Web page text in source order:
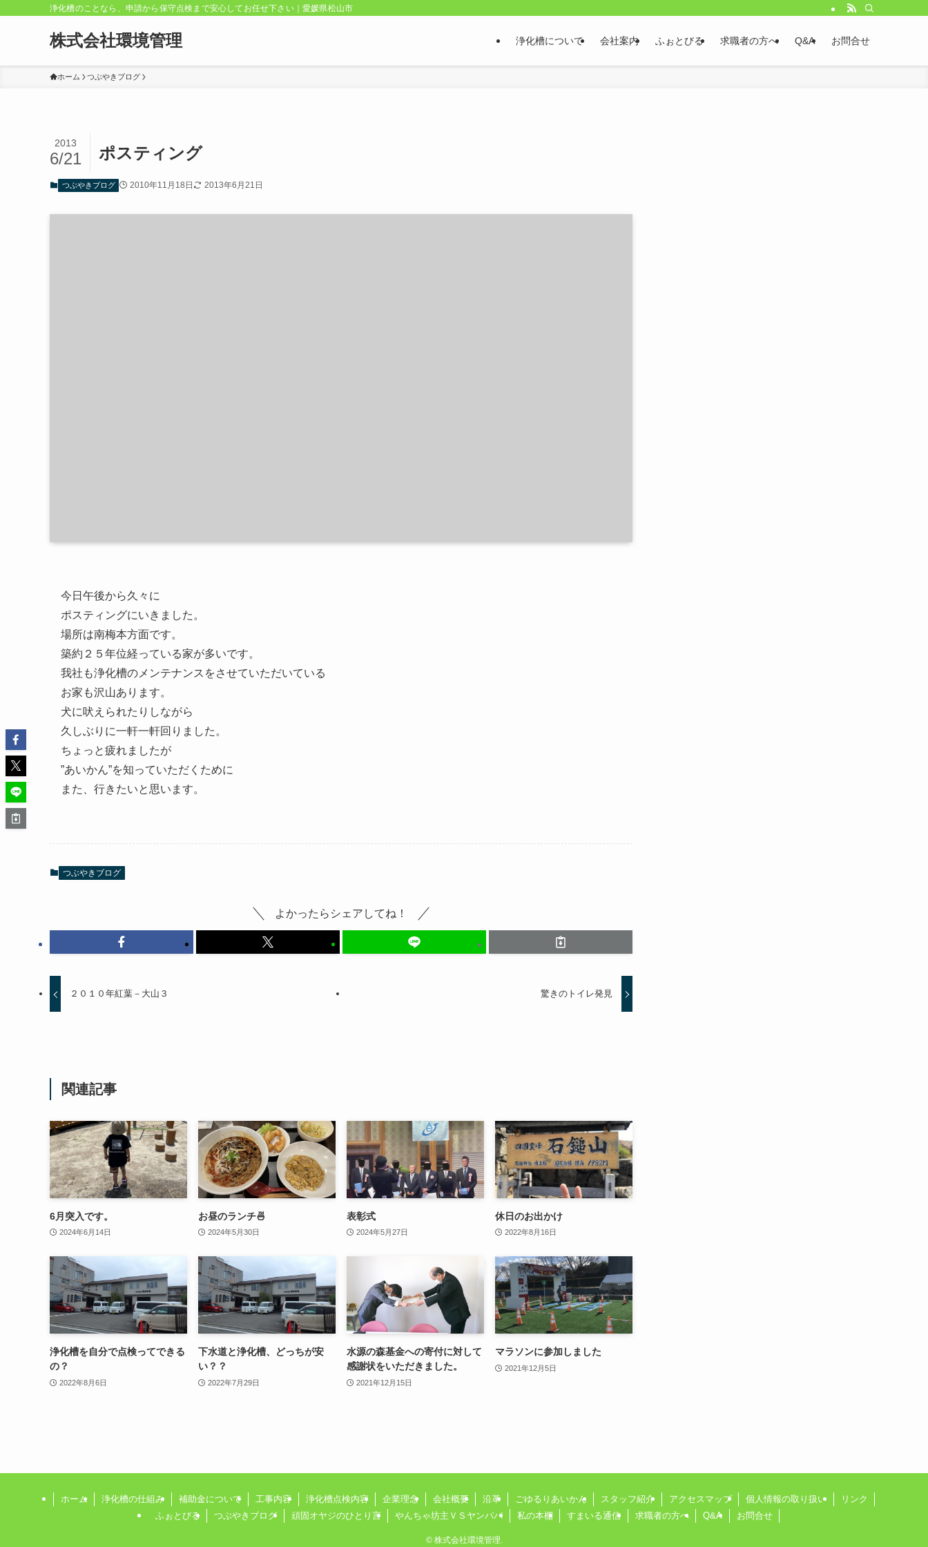
浄化槽のことなら、申請から保守点検まで安心してお任せ下さい｜愛媛県松山市
株式会社環境管理 浄化槽について 会社案内 ふぉとびる 求職者の方へ Q&A お問合せ
ホーム つぶやきブログ
ポスティング
2013
6/21
つぶやきブログ 2010年11月18日 2013年6月21日
今日午後から久々に
ポスティングにいきました。
場所は南梅本方面です。
築約２５年位経っている家が多いです。
我社も浄化槽のメンテナンスをさせていただいている
お家も沢山あります。
犬に吠えられたりしながら
久しぶりに一軒一軒回りました。
ちょっと疲れましたが
”あいかん”を知っていただくために
また、行きたいと思います。
つぶやきブログ
よかったらシェアしてね！
２０１０年紅葉－大山３ 驚きのトイレ発見
関連記事
6月突入です。
2024年6月14日
お昼のランチ🍜
2024年5月30日
表彰式
2024年5月27日
休日のお出かけ
2022年8月16日
浄化槽を自分で点検ってできる
の？
2022年8月6日
下水道と浄化槽、どっちが安
い？？
2022年7月29日
水源の森基金への寄付に対して
感謝状をいただきました。
2021年12月15日
マラソンに参加しました
2021年12月5日
ホーム 浄化槽の仕組み 補助金について 工事内容 浄化槽点検内容 企業理念 会社概要 沿革 ごゆるりあいかん スタッフ紹介 アクセスマップ 個人情報の取り扱い
リンク
ふぉとびる
つぶやきブログ 頑固オヤジのひとり言 やんちゃ坊主ＶＳヤンパパ 私の本棚 すまいる通信 求職者の方へ Q&A お問合せ
©株式会社環境管理.